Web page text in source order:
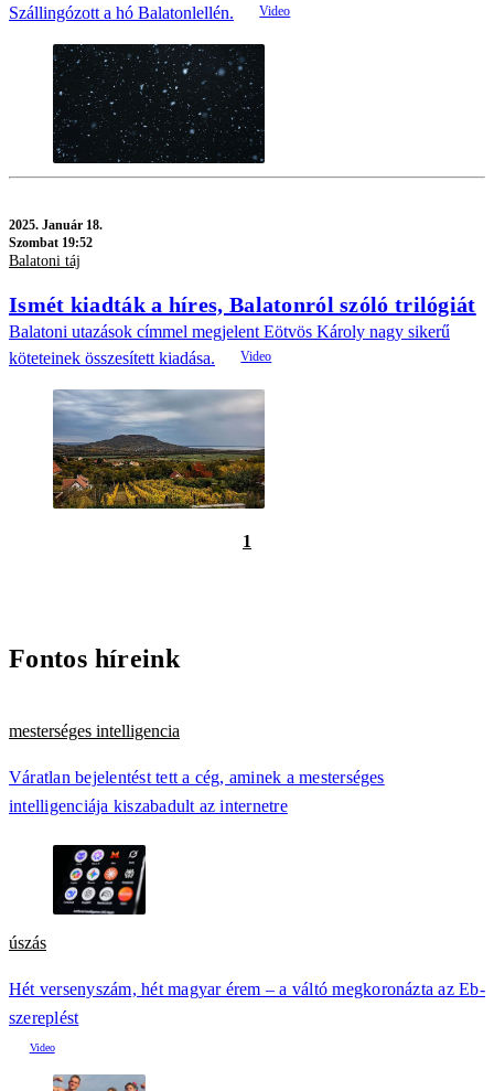
Szállingózott a hó Balatonlellén.
2025. Január 18.
Szombat 19:52
Balatoni táj
Ismét kiadták a híres, Balatonról szóló trilógiát
Balatoni utazások címmel megjelent Eötvös Károly nagy sikerű
köteteinek összesített kiadása.
1
Fontos híreink
mesterséges intelligencia
Váratlan bejelentést tett a cég, aminek a mesterséges
intelligenciája kiszabadult az internetre
úszás
Hét versenyszám, hét magyar érem – a váltó megkoronázta az Eb-
szereplést